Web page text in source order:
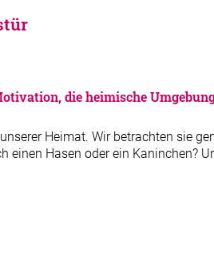
die heimische
Heimat. Wir betrachten sie
einen Hasen oder ein Kaninchen?